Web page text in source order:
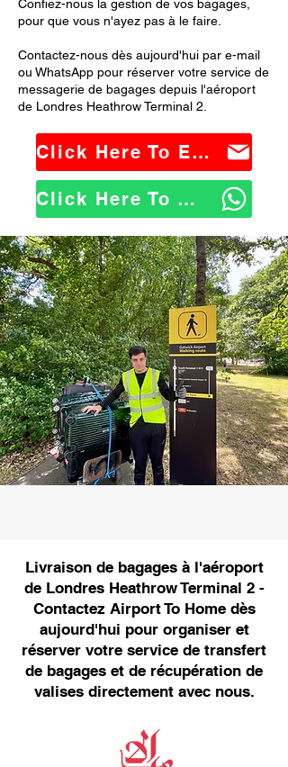
Confiez-nous la gestion de vos bagages,
pour que vous n'ayez pas à le faire.
Contactez-nous dès aujourd'hui par e-mail
ou WhatsApp pour réserver votre service de
messagerie de bagages depuis l'aéroport
de Londres Heathrow Terminal 2.
Click Here To Email Us
Click Here To WhatsApp Us
Livraison de bagages à l'aéroport
de Londres Heathrow Terminal 2 -
Contactez Airport To Home dès
aujourd'hui pour organiser et
réserver votre service de transfert
de bagages et de récupération de
valises directement avec nous.